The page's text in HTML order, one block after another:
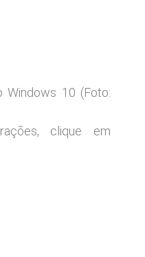
Windows 10 (Foto:
clique em